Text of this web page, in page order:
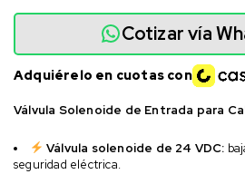
Válvula Solenoide de Entrada para
Válvula solenoide de 24 VDC:
seguridad eléctrica.
Cotizar vía
Adquiérelo en cuotas con